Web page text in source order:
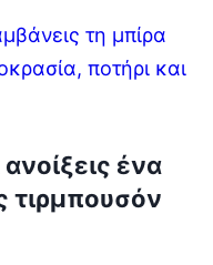
τη μπίρα
ποτήρι και
ένα
τιρμπουσόν